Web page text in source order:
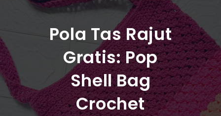
Pola Tas Rajut
Gratis: Pop
Shell Bag
Crochet